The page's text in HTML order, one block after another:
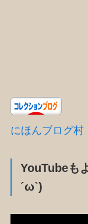
にほんブログ村
YouTubeも
´ω`)